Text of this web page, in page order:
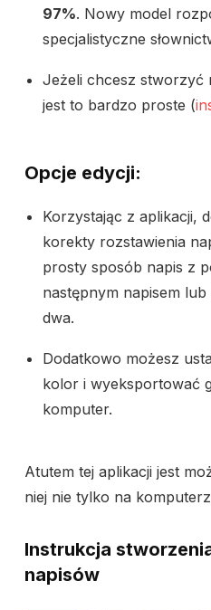
97%. Nowy model
specjalistyczne
Jeżeli chcesz stworzyć
jest to bardzo proste (
Opcje edycji:
Korzystając z aplikacji,
korekty rozstawienia
prosty sposób napis z
następnym napisem
dwa.
Dodatkowo możesz
kolor i wyeksportować
komputer.
Atutem tej aplikacji jest
niej nie tylko na
Instrukcja
napisów